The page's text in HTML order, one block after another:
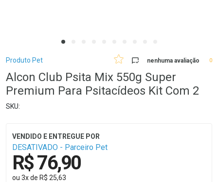
Breadcrumb
Produto Pet nenhuma avaliação 0
Alcon Club Psita Mix 550g Super
Premium Para Psitacídeos Kit Com 2
DESATIVADO - Parceiro Pet
R$ 76,90
ou 3xde R$ 25,63